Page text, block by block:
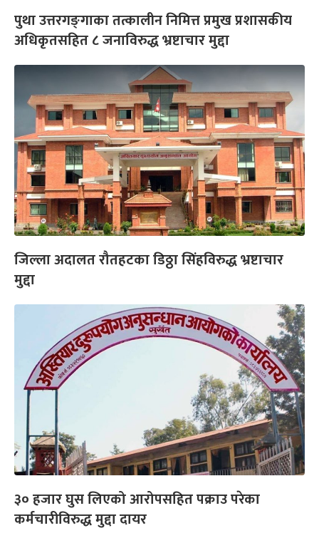
पुथा उत्तरगङ्‍गाका तत्कालीन निमित्त प्रमुख प्रशासकीय
अधिकृतसहित ८ जनाविरुद्ध भ्रष्टाचार मुद्दा
जिल्ला अदालत रौतहटका डिठ्ठा सिंहविरुद्ध भ्रष्टाचार
मुद्दा
३० हजार घुस लिएको आरोपसहित पक्राउ परेका
कर्मचारीविरुद्ध मुद्दा दायर